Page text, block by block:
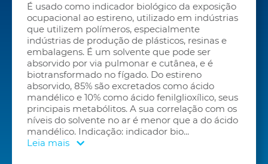
É usado como indicador biológico da exposição
ocupacional ao estireno, utilizado em indústrias
que utilizem polímeros, especialmente
indústrias de produção de plásticos, resinas e
embalagens. É um solvente que pode ser
absorvido por via pulmonar e cutânea, e é
biotransformado no fígado. Do estireno
absorvido, 85% são excretados como ácido
mandélico e 10% como ácido fenilglioxílico, seus
principais metabólitos. A sua correlação com os
níveis do solvente no ar é menor que a do ácido
mandélico. Indicação: indicador bio...
Leia mais